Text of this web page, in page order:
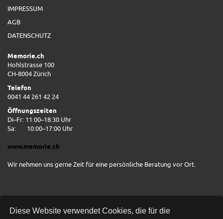
Diese Website verwendet Cookies, die für die
IMPRESSUM
AGB
DATENSCHUTZ
Memorie.ch
Hohlstrasse 100
CH-8004 Zürich
Telefon
0041 44 261 42 24
Öffnungszeiten
Di–Fr: 11:00–18:30 Uhr
Sa:
10:00–17:00 Uhr
www.memorie.ch
Wir nehmen uns gerne Zeit für eine persönliche Beratung vor Ort.